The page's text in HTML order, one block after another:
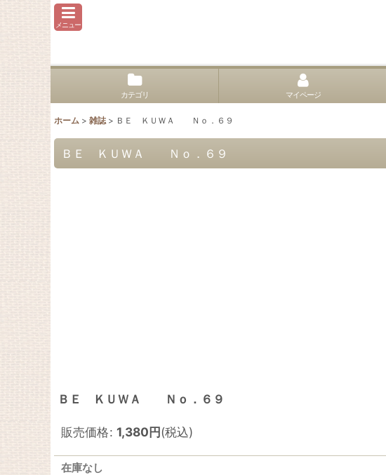
メニュー
カテゴリ マイページ
ホーム > 雑誌 > ＢＥ ＫＵＷＡ Ｎｏ．６９
ＢＥ ＫＵＷＡ Ｎｏ．６９
ＢＥ ＫＵＷＡ Ｎｏ．６９
販売価格: 1,380円(税込)
在庫なし